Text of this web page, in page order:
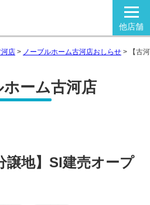
他店舗
河店 > ノーブルホーム古河店おしらせ > 【古河
ホーム古河店
譲地】SI建売オープ